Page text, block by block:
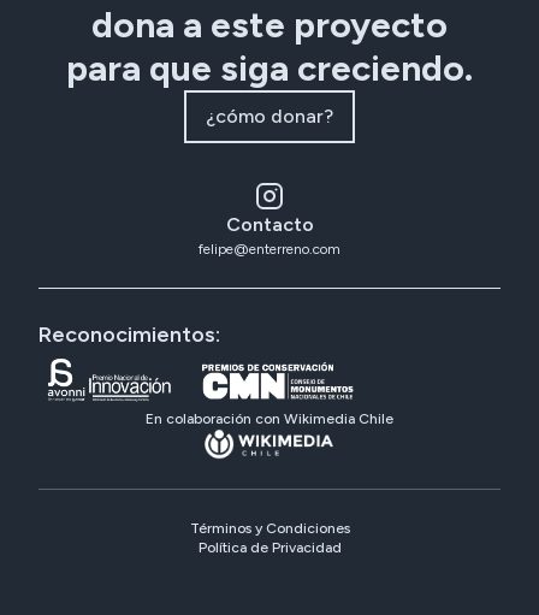
dona a este proyecto
para que siga creciendo.
¿cómo donar?
Contacto
felipe@enterreno.com
Reconocimientos:
En colaboración con Wikimedia Chile
Términos y Condiciones
Política de Privacidad